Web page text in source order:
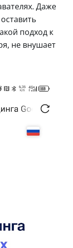
Даже
подход к
не внушает